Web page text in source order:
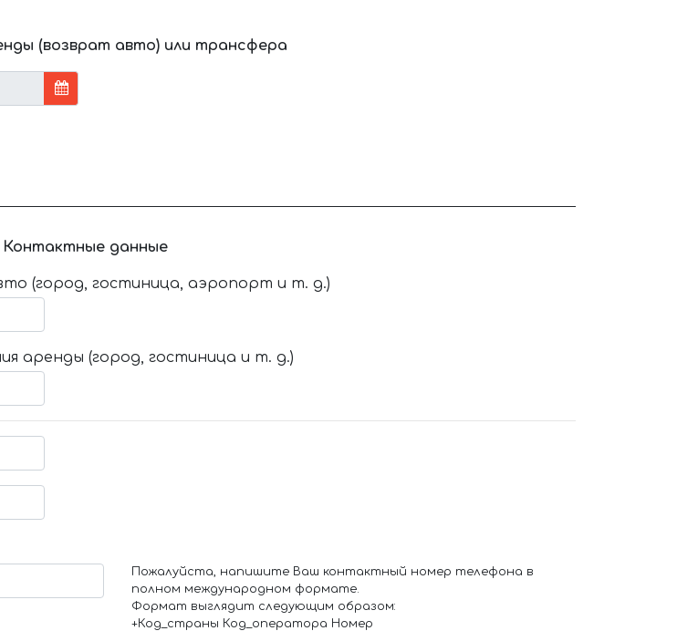
(возврат авто) или трансфера
Контактные данные
(город, гостиница, аэропорт и т. д.)
аренды (город, гостиница и т. д.)
Пожалуйста, напишите Ваш контактный номер телефона в
полном международном формате.
Формат выглядит следующим образом:
+Код_страны Код_оператора Номер